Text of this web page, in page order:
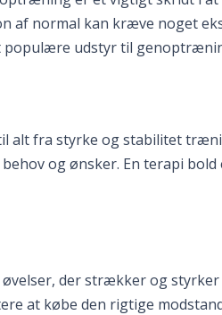
af normal kan kræve noget
populære udstyr til
alt fra styrke og stabilitet
og ønsker. En terapi
der strækker og
at købe den rigtige